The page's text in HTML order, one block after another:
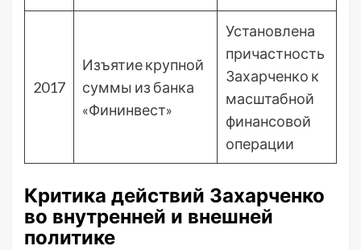
2017
Изъятие крупной
суммы из банка
«Фининвест»
Установлена
причастность
Захарченко к
масштабной
финансовой
операции
Критика действий Захарченко
во внутренней и внешней
политике